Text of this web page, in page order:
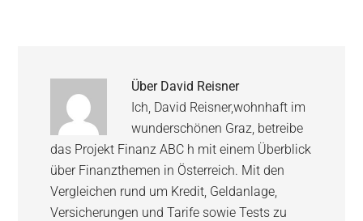
Über David Reisner
Ich, David Reisner,wohnhaft im
wunderschönen Graz, betreibe
das Projekt Finanz ABC h mit einem Überblick
über Finanzthemen in Österreich. Mit den
Vergleichen rund um Kredit, Geldanlage,
Versicherungen und Tarife sowie Tests zu